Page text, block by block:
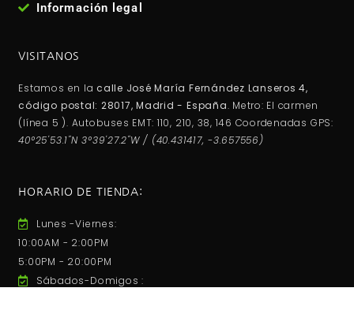
Información legal
VISITANOS
Estamos en la calle José María Fernández Lanseros 4,
código postal: 28017, Madrid - España. Metro: El carmen
(línea 5 ). Autobuses EMT: 110, 210, 38, 146 Coordenadas GPS:
40°25'53.1"N 3°39'27.2"W / (40.431417, -3.657556)
HORARIO DE TIENDA:
Lunes -Viernes:
10:00AM - 2:00PM
5:00PM - 20:00PM
Sábados-Domigos :